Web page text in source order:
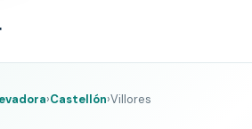
›Castellón›Villores